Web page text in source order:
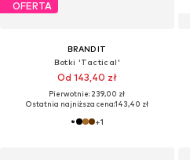
OFERTA
BRANDIT
Botki 'Tactical'
Od 143,40 zł
Pierwotnie: 239,00 zł
Ostatnia najniższa cena:143,40 zł
+1